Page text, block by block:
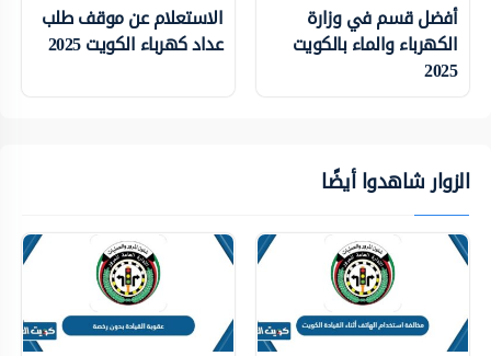
أفضل قسم في وزارة
الكهرباء والماء بالكويت
2025
الاستعلام عن موقف طلب
عداد كهرباء الكويت 2025
الزوار شاهدوا أيضًا